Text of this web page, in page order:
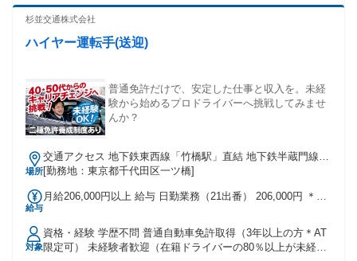
に支給します） ■単身赴任手当 ■超過勤務手当 ■職務手当 ■役
職手当 ■賞与年2回 試用・研修期間：6か月 試用・研修期間の
条件：本採用と同じ
職の方が活躍中！ ┗飲食、アパレル、警備など前職は様々！
数活躍中です。 一つでも当てはまったら、?ぜひご応募くださ
杉並交通株式会社
ハイヤー運転手(送迎)
普通免許だけで、安定した仕事と収入を。未経
験から始めるプロドライバーへ挑戦してみませ
んか？
場所
交通アクセス 地下鉄東西線「竹橋駅」直結 地下鉄半蔵門線・
三田線「神保町駅」下車徒歩5分
[勤務地：東京都千代田区一ツ橋]
給与
月給206,000円以上 給与 日勤業務（21出番） 206,000円 ＊月
勤等、働き方が選べます。 夜日勤※深夜・早朝の空港送迎
（21出番） ＊正社員コース 月給273000円+歩合+諸手当＋賞
与年2回 ＊契約社員コース ＊深夜・早朝の空港送迎（出番数
対象
資格・経験 学歴不問 普通自動車免許取得（3年以上の方＊AT
限定可） 未経験者歓迎（在籍ドライバーの80％以上が未経験